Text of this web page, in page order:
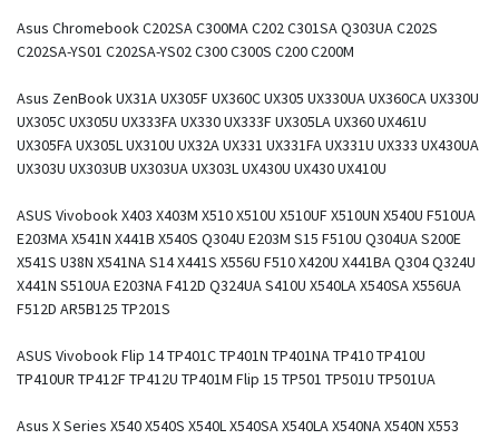
Asus Chromebook C202SA C300MA C202 C301SA Q303UA C202S
C202SA-YS01 C202SA-YS02 C300 C300S C200 C200M
Asus ZenBook UX31A UX305F UX360C UX305 UX330UA UX360CA UX330U
UX305C UX305U UX333FA UX330 UX333F UX305LA UX360 UX461U
UX305FA UX305L UX310U UX32A UX331 UX331FA UX331U UX333 UX430UA
UX303U UX303UB UX303UA UX303L UX430U UX430 UX410U
ASUS Vivobook X403 X403M X510 X510U X510UF X510UN X540U F510UA
E203MA X541N X441B X540S Q304U E203M S15 F510U Q304UA S200E
X541S U38N X541NA S14 X441S X556U F510 X420U X441BA Q304 Q324U
X441N S510UA E203NA F412D Q324UA S410U X540LA X540SA X556UA
F512D AR5B125 TP201S
ASUS Vivobook Flip 14 TP401C TP401N TP401NA TP410 TP410U
TP410UR TP412F TP412U TP401M Flip 15 TP501 TP501U TP501UA
Asus X Series X540 X540S X540L X540SA X540LA X540NA X540N X553